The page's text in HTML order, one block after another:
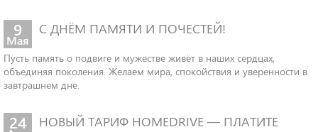
ФИЛЬМЫ
9
Мая
С ДНЁМ ПАМЯТИ И ПОЧЕСТЕЙ!
Пусть память о подвиге и мужестве живёт в наших сердцах,
объединяя поколения. Желаем мира, спокойствия и уверенности в
завтрашнем дне.
24
НОВЫЙ ТАРИФ HOMEDRIVE — ПЛАТИТЕ